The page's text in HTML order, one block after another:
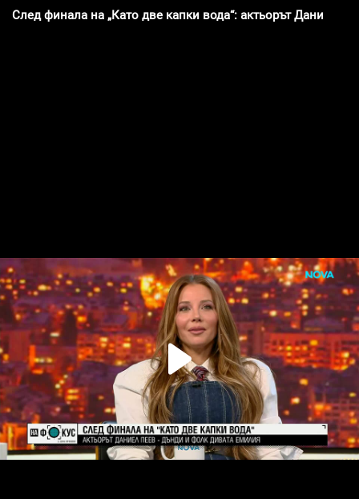
След финала на „Като две капки вода“: актьорът Даниел